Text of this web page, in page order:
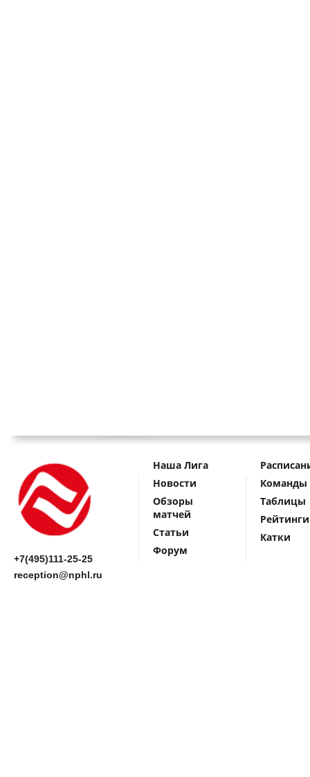
+7(495)111-25-25
reception@nphl.ru
Наша Лига
Новости
Обзоры
матчей
Статьи
Форум
Команды
Таблицы
Рейтинги
Катки